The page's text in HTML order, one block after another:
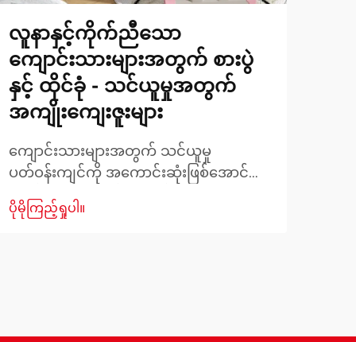
လူနာနှင့်ကိုက်ညီသော
ကျောင်းသားများအတွက် စားပွဲ
နှင့် ထိုင်ခုံ - သင်ယူမှုအတွက်
အကျိုးကျေးဇူးများ
ကျောင်းသားများအတွက် သင်ယူမှု
ပတ်ဝန်းကျင်ကို အကောင်းဆုံးဖြစ်အောင်
လိုအပ်ပါသည်။ ထိုကုန်စီးများသည် ကိုယ်
ပိုမိုကြည့်ရှုပါ။